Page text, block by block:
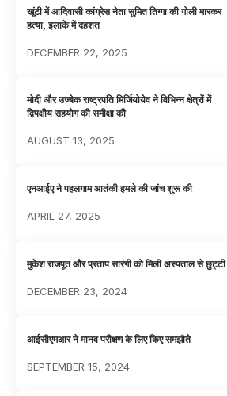
खूंटी में आदिवासी कांग्रेस नेता सुमित तिग्गा की गोली मारकर
हत्या, इलाके में दहशत
DECEMBER 22, 2025
मोदी और उज्बेक राष्ट्रपति मिर्जियोयेव ने विभिन्न क्षेत्रों में
द्विपक्षीय सहयोग की समीक्षा की
AUGUST 13, 2025
एनआईए ने पहलगाम आतंकी हमले की जांच शुरू की
APRIL 27, 2025
मुकेश राजपूत और प्रताप सारंगी को मिली अस्पताल से छुट्टी
DECEMBER 23, 2024
आईसीएमआर ने मानव परीक्षण के लिए किए समझौते
SEPTEMBER 15, 2024